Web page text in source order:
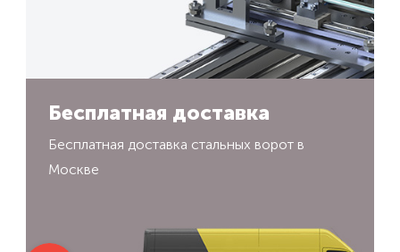
Бесплатная доставка
Бесплатная доставка стальных ворот в
Москве